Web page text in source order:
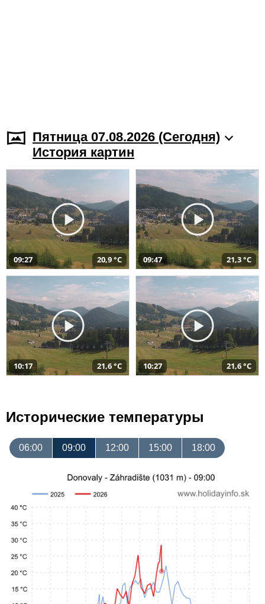
Пятница 07.08.2026 (Cегодня)
История картин
09:27 20,9 °C 09:47 21,3 °C
10:17 21,6 °C 10:27 21,6 °C
Исторические температуры
06:00 09:00 12:00 15:00 18:00